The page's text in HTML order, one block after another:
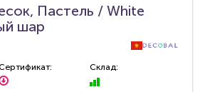
Пастель / White
шар
Склад: